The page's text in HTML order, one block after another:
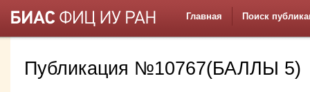
Главная Поиск
Публикация №10767(БАЛЛЫ 5)